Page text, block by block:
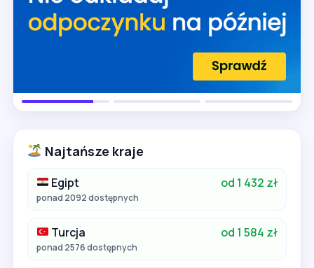
Najtańsze kraje
Egipt od 1 432 zł
ponad 2092 dostępnych
Turcja od 1 584 zł
ponad 2576 dostępnych